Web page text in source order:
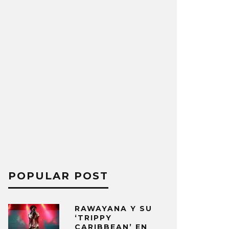
POPULAR POST
RAWAYANA Y SU
‘TRIPPY
CARIBBEAN’ EN